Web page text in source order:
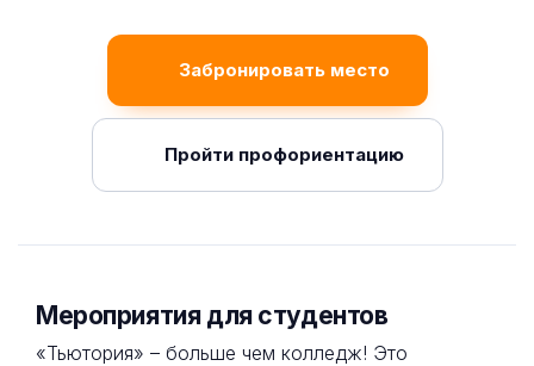
Забронировать место
Пройти профориентацию
Мероприятия для студентов
«Тьютория» – больше чем колледж! Это